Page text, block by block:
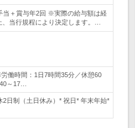
当＋賞与年2回 ※実際の給与額は経
当行規程により決定します。…
働時間：1日7時間35分／休憩60
～17…
日制（土日休み）* 祝日* 年末年始*